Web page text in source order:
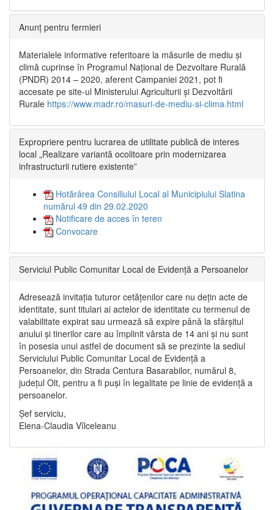
Anunț pentru fermieri
Materialele informative referitoare la măsurile de mediu și
climă cuprinse în Programul Național de Dezvoltare Rurală
(PNDR) 2014 – 2020, aferent Campaniei 2021, pot fi
accesate pe site-ul Ministerului Agriculturii și Dezvoltării
Rurale https://www.madr.ro/masuri-de-mediu-si-clima.html
Expropriere pentru lucrarea de utilitate publică de interes
local „Realizare variantă ocolitoare prin modernizarea
infrastructurii rutiere existente”
Hotărârea Consiliului Local al Municipiului Slatina
numărul 49 din 29.02.2020
Notificare de acces în teren
Convocare
Serviciul Public Comunitar Local de Evidență a Persoanelor
Adresează invitația tuturor cetățenilor care nu dețin acte de
identitate, sunt titulari ai actelor de identitate cu termenul de
valabilitate expirat sau urmează să expire până la sfârșitul
anului și tinerilor care au împlinit vârsta de 14 ani și nu sunt
în posesia unui astfel de document să se prezinte la sediul
Serviciului Public Comunitar Local de Evidență a
Persoanelor, din Strada Centura Basarabilor, numărul 8,
județul Olt, pentru a fi puși în legalitate pe linie de evidență a
persoanelor.
Șef serviciu,
Elena-Claudia Vîlceleanu